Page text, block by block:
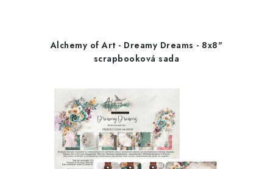
Alchemy of Art - Dreamy Dreams - 8x8"
scrapbooková sada